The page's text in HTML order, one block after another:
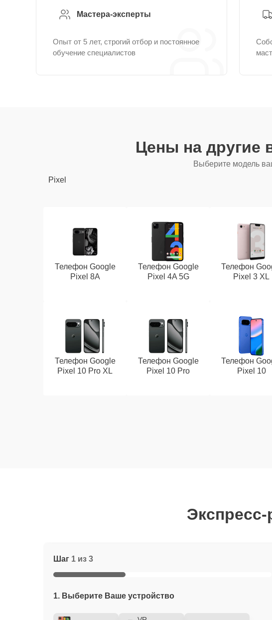
Мастера-эксперты
Опыт от 5 лет, строгий отбор и постоянное
обучение специалистов
Цены на другие
Выберите модель
Pixel
Телефон Google
Pixel 8A
Телефон Google
Pixel 4A 5G
Телефон
Pixel 3 XL
Телефон Google
Pixel 10 Pro XL
Телефон Google
Pixel 10 Pro
Телефон
Pixel 10
Шаг 1 из 3
1. Выберите Ваше устройство